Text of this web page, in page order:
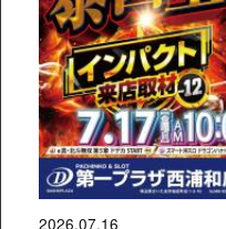
2026.07.16